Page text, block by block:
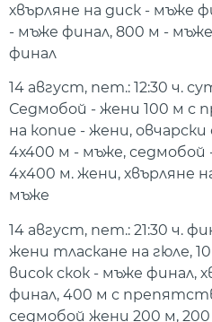
хвърляне на диск - мъже
- мъже финал, 800 м -
финал
14 август, пет.: 12:30 ч.
Седмобой - жени 100 м с
на копие - жени,
4х400 м - мъже, седмобой
4x400 м. жени, хвърляне
мъже
14 август, пет.: 21:30 ч.
жени тласкане на гюле,
висок скок - мъже финал,
финал, 400 м с
седмобой жени 200 м,